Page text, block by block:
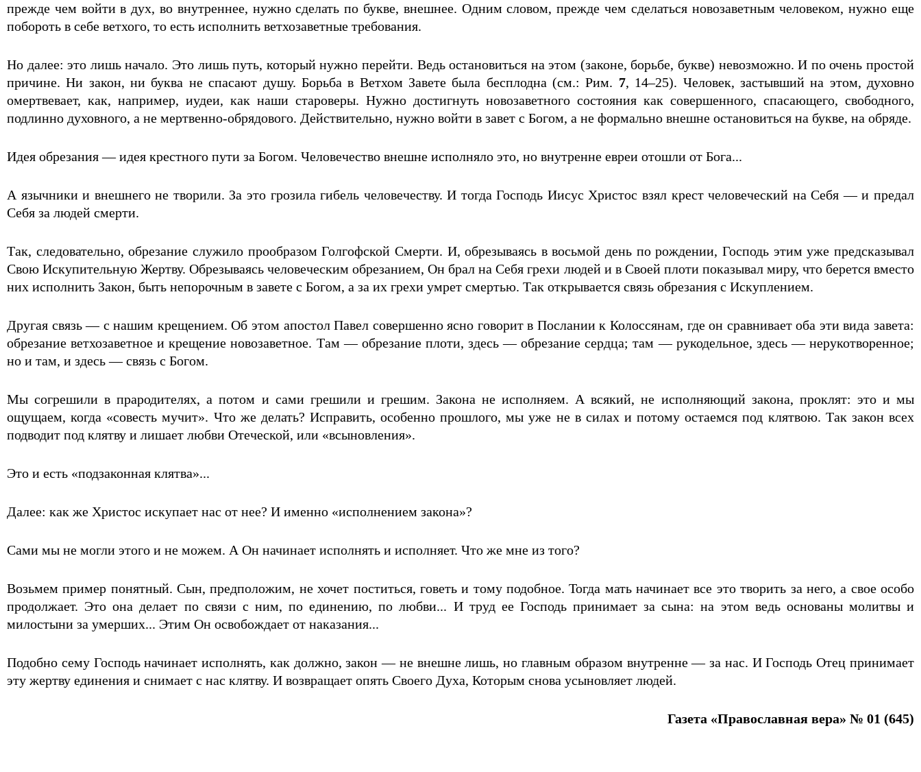
прежде чем войти в дух, во внутреннее, нужно сделать по букве, внешнее. Одним словом, прежде чем сделаться новозаветным человеком, нужно еще
побороть в себе ветхого, то есть исполнить ветхозаветные требования.
Но далее: это лишь начало. Это лишь путь, который нужно перейти. Ведь остановиться на этом (законе, борьбе, букве) невозможно. И по очень простой
причине. Ни закон, ни буква не спасают душу. Борьба в Ветхом Завете была бесплодна (см.: Рим. 7, 14–25). Человек, застывший на этом, духовно
омертвевает, как, например, иудеи, как наши староверы. Нужно достигнуть новозаветного состояния как совершенного, спасающего, свободного,
подлинно духовного, а не мертвенно-обрядового. Действительно, нужно войти в завет с Богом, а не формально внешне остановиться на букве, на обряде.
Идея обрезания — идея крестного пути за Богом. Человечество внешне исполняло это, но внутренне евреи отошли от Бога...
А язычники и внешнего не творили. За это грозила гибель человечеству. И тогда Господь Иисус Христос взял крест человеческий на Себя — и предал
Себя за людей смерти.
Так, следовательно, обрезание служило прообразом Голгофской Смерти. И, обрезываясь в восьмой день по рождении, Господь этим уже предсказывал
Свою Искупительную Жертву. Обрезываясь человеческим обрезанием, Он брал на Себя грехи людей и в Своей плоти показывал миру, что берется вместо
них исполнить Закон, быть непорочным в завете с Богом, а за их грехи умрет смертью. Так открывается связь обрезания с Искуплением.
Другая связь — с нашим крещением. Об этом апостол Павел совершенно ясно говорит в Послании к Колоссянам, где он сравнивает оба эти вида завета:
обрезание ветхозаветное и крещение новозаветное. Там — обрезание плоти, здесь — обрезание сердца; там — рукодельное, здесь — нерукотворенное;
но и там, и здесь — связь с Богом.
Мы согрешили в прародителях, а потом и сами грешили и грешим. Закона не исполняем. А всякий, не исполняющий закона, проклят: это и мы
ощущаем, когда «совесть мучит». Что же делать? Исправить, особенно прошлого, мы уже не в силах и потому остаемся под клятвою. Так закон всех
подводит под клятву и лишает любви Отеческой, или «всыновления».
Это и есть «подзаконная клятва»...
Далее: как же Христос искупает нас от нее? И именно «исполнением закона»?
Сами мы не могли этого и не можем. А Он начинает исполнять и исполняет. Что же мне из того?
Возьмем пример понятный. Сын, предположим, не хочет поститься, говеть и тому подобное. Тогда мать начинает все это творить за него, а свое особо
продолжает. Это она делает по связи с ним, по единению, по любви... И труд ее Господь принимает за сына: на этом ведь основаны молитвы и
милостыни за умерших... Этим Он освобождает от наказания...
Подобно сему Господь начинает исполнять, как должно, закон — не внешне лишь, но главным образом внутренне — за нас. И Господь Отец принимает
эту жертву единения и снимает с нас клятву. И возвращает опять Своего Духа, Которым снова усыновляет людей.
Газета «Православная вера» № 01 (645)